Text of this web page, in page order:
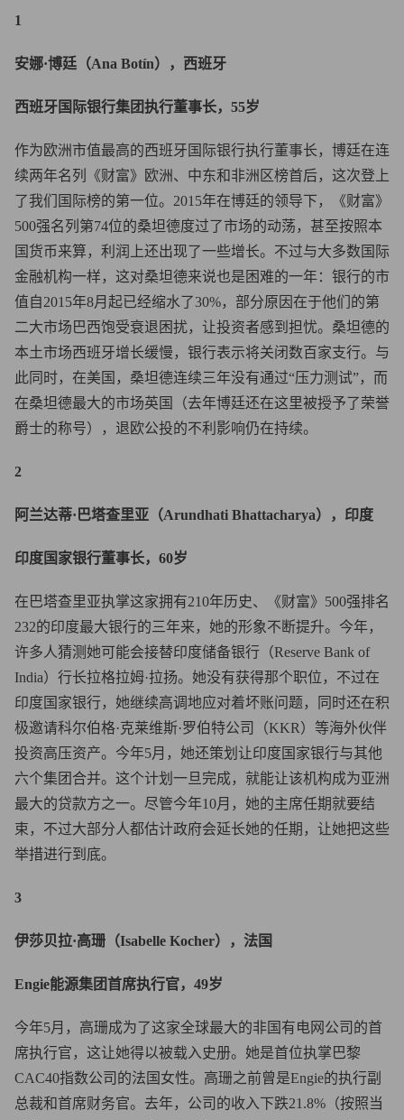
1
安娜·博廷（Ana Botín），西班牙
西班牙国际银行集团执行董事长，55岁
作为欧洲市值最高的西班牙国际银行执行董事长，博廷在连
续两年名列《财富》欧洲、中东和非洲区榜首后，这次登上
了我们国际榜的第一位。2015年在博廷的领导下，《财富》
500强名列第74位的桑坦德度过了市场的动荡，甚至按照本
国货币来算，利润上还出现了一些增长。不过与大多数国际
金融机构一样，这对桑坦德来说也是困难的一年：银行的市
值自2015年8月起已经缩水了30%，部分原因在于他们的第
二大市场巴西饱受衰退困扰，让投资者感到担忧。桑坦德的
本土市场西班牙增长缓慢，银行表示将关闭数百家支行。与
此同时，在美国，桑坦德连续三年没有通过“压力测试”，而
在桑坦德最大的市场英国（去年博廷还在这里被授予了荣誉
爵士的称号），退欧公投的不利影响仍在持续。
2
阿兰达蒂·巴塔查里亚（Arundhati Bhattacharya），印度
印度国家银行董事长，60岁
在巴塔查里亚执掌这家拥有210年历史、《财富》500强排名
232的印度最大银行的三年来，她的形象不断提升。今年，
许多人猜测她可能会接替印度储备银行（Reserve Bank of
India）行长拉格拉姆·拉扬。她没有获得那个职位，不过在
印度国家银行，她继续高调地应对着坏账问题，同时还在积
极邀请科尔伯格·克莱维斯·罗伯特公司（KKR）等海外伙伴
投资高压资产。今年5月，她还策划让印度国家银行与其他
六个集团合并。这个计划一旦完成，就能让该机构成为亚洲
最大的贷款方之一。尽管今年10月，她的主席任期就要结
束，不过大部分人都估计政府会延长她的任期，让她把这些
举措进行到底。
3
伊莎贝拉·高珊（Isabelle Kocher），法国
Engie能源集团首席执行官，49岁
今年5月，高珊成为了这家全球最大的非国有电网公司的首
席执行官，这让她得以被载入史册。她是首位执掌巴黎
CAC40指数公司的法国女性。高珊之前曾是Engie的执行副
总裁和首席财务官。去年，公司的收入下跌21.8%（按照当